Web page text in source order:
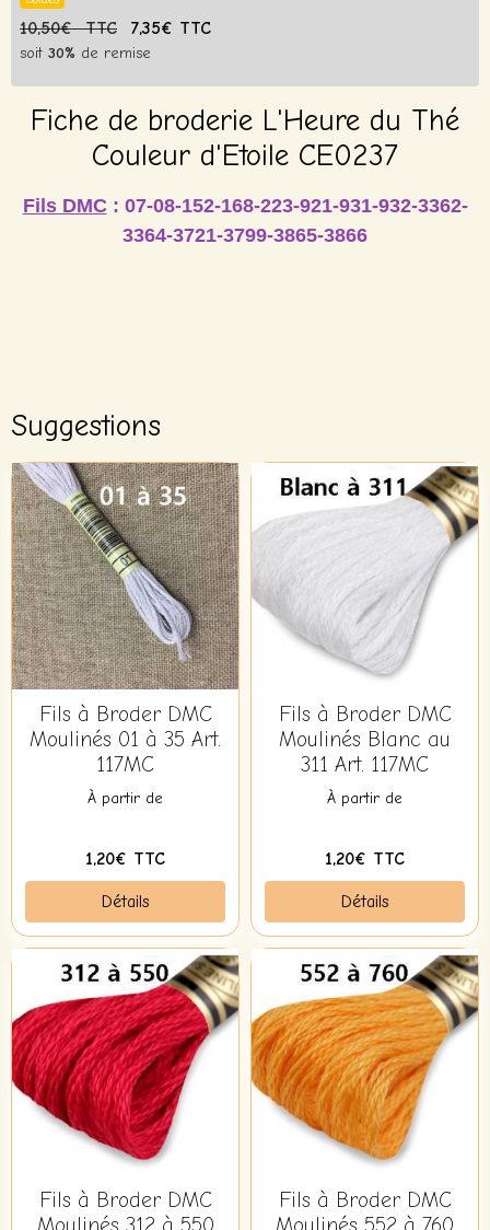
10,50€ TTC 7,35€ TTC
soit 30% de remise
Fiche de broderie L'Heure du Thé
Couleur d'Etoile CE0237
Fils DMC: 07-08-152-168-223-921-931-932-3362-
3364-3721-3799-3865-3866
Suggestions
Fils à Broder DMC
Moulinés 01 à 35 Art.
117MC
À partir de
1,20€ TTC
Détails
Fils à Broder DMC
Moulinés Blanc au
311 Art. 117MC
À partir de
1,20€ TTC
Détails
Fils à Broder DMC
Fils à Broder DMC